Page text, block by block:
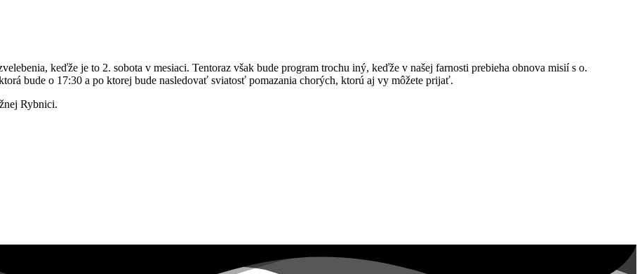
keďže je to 2. sobota v mesiaci. Tentoraz však bude program trochu iný, keďže v našej farnosti prebieha obnova misií s o.
bude o 17:30 a po ktorej bude nasledovať sviatosť pomazania chorých, ktorú aj vy môžete prijať.
Rybnici.